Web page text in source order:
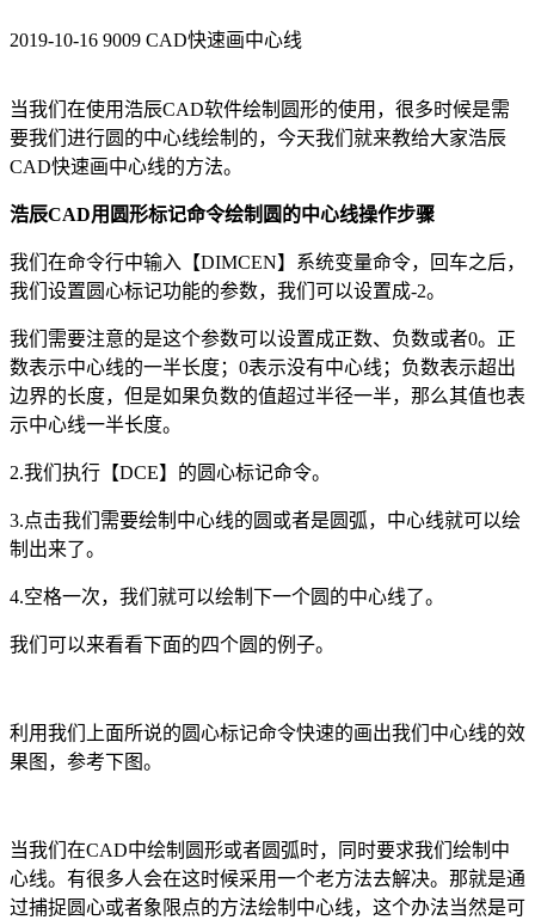
2019-10-16 9009 CAD快速画中心线
当我们在使用浩辰CAD软件绘制圆形的使用，很多时候是需
要我们进行圆的中心线绘制的，今天我们就来教给大家浩辰
CAD快速画中心线的方法。
浩辰CAD用圆形标记命令绘制圆的中心线操作步骤
我们在命令行中输入【DIMCEN】系统变量命令，回车之后，
我们设置圆心标记功能的参数，我们可以设置成-2。
我们需要注意的是这个参数可以设置成正数、负数或者0。正
数表示中心线的一半长度； 0表示没有中心线；负数表示超出
边界的长度，但是如果负数的值超过半径一半，那么其值也表
示中心线一半长度。
2.我们执行【DCE】的圆心标记命令。
3.点击我们需要绘制中心线的圆或者是圆弧，中心线就可以绘
制出来了。
4.空格一次，我们就可以绘制下一个圆的中心线了。
我们可以来看看下面的四个圆的例子。
利用我们上面所说的圆心标记命令快速的画出我们中心线的效
果图，参考下图。
当我们在CAD中绘制圆形或者圆弧时，同时要求我们绘制中
心线。有很多人会在这时候采用一个老方法去解决。那就是通
过捕捉圆心或者象限点的方法绘制中心线，这个办法当然是可